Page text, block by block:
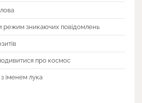
режим зникаючих повідомлень
про космос
іменем лука